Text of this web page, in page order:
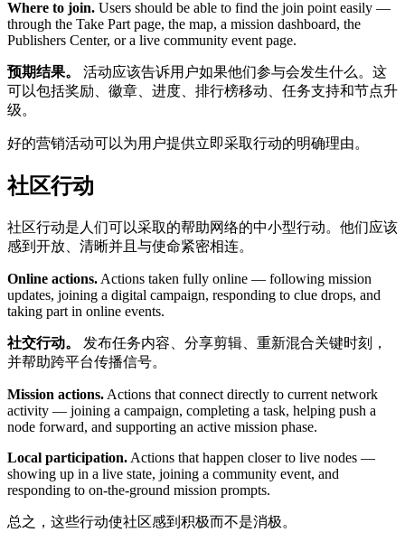
Where to join. Users should be able to find the join point easily —
through the Take Part page, the map, a mission dashboard, the
Publishers Center, or a live community event page.
预期结果。
活动应该告诉用户如果他们参与会发生什么。这
可以包括奖励、徽章、进度、排行榜移动、任务支持和节点升
级。
好的营销活动可以为用户提供立即采取行动的明确理由。
社区行动
社区行动是人们可以采取的帮助网络的中小型行动。他们应该
感到开放、清晰并且与使命紧密相连。
Online actions. Actions taken fully online — following mission
updates, joining a digital campaign, responding to clue drops, and
taking part in online events.
社交行动。
发布任务内容、分享剪辑、重新混合关键时刻，
并帮助跨平台传播信号。
Mission actions. Actions that connect directly to current network
activity — joining a campaign, completing a task, helping push a
node forward, and supporting an active mission phase.
Local participation. Actions that happen closer to live nodes —
showing up in a live state, joining a community event, and
responding to on-the-ground mission prompts.
总之，这些行动使社区感到积极而不是消极。